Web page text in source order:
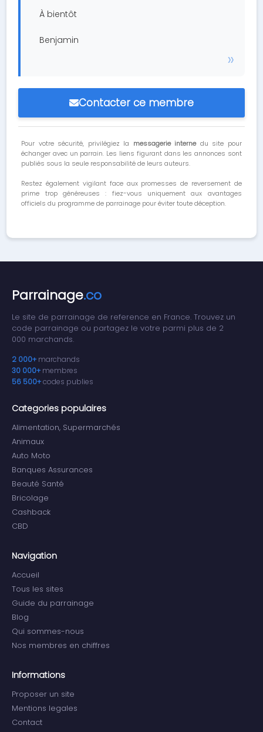
À bientôt
Benjamin
Contacter ce membre
Pour votre sécurité, privilégiez la messagerie internedu site pour
échanger avec un parrain. Les liens figurant dans les annonces sont
publiés sous la seule responsabilité de leurs auteurs.
Restez également vigilant face aux promesses de reversement de
prime trop généreuses : fiez-vous uniquement aux avantages
officiels du programme de parrainage pour éviter toute déception.
Parrainage.co
Le site de parrainage de reference en France. Trouvez un
code parrainage ou partagez le votre parmi plus de 2
000 marchands.
2 000+ marchands
30 000+ membres
56 500+codes publies
Categories populaires
Alimentation, Supermarchés
Animaux
Auto Moto
Banques Assurances
Beauté Santé
Bricolage
Cashback
CBD
Navigation
Accueil
Tous les sites
Guide du parrainage
Blog
Qui sommes-nous
Nos membres en chiffres
Informations
Proposer un site
Mentions legales
Contact